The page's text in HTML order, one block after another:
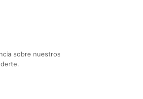
sobre nuestros